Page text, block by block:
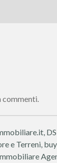
commenti.
e Terreni,